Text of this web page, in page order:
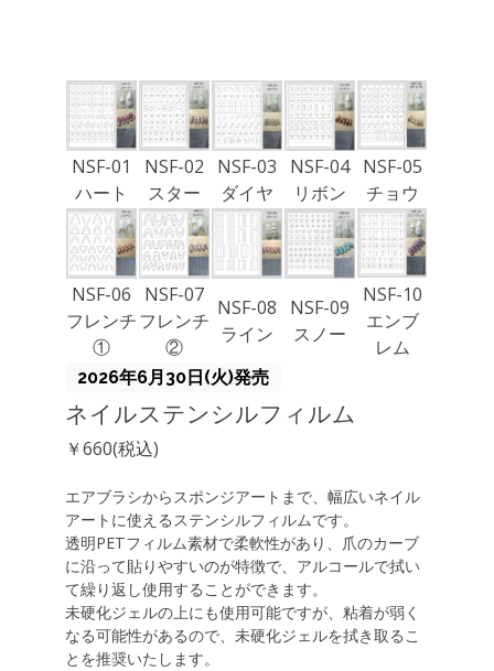
NSF-01
ハート
NSF-02
スター
NSF-03
ダイヤ
NSF-04
リボン
NSF-05
チョウ
NSF-06
フレンチ
①
NSF-07
フレンチ
②
NSF-08
ライン
NSF-09
スノー
NSF-10
エンブ
レム
2026年6月30日(火)発売
ネイルステンシルフィルム
￥660(税込)
エアブラシからスポンジアートまで、幅広いネイル
アートに使えるステンシルフィルムです。
透明PETフィルム素材で柔軟性があり、爪のカーブ
に沿って貼りやすいのが特徴で、アルコールで拭い
て繰り返し使用することができます。
未硬化ジェルの上にも使用可能ですが、粘着が弱く
なる可能性があるので、未硬化ジェルを拭き取るこ
とを推奨いたします。